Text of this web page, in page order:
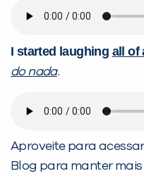
I started laughing all of
do nada.
Aproveite para
Blog para manter